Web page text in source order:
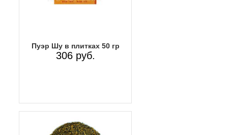
Пуэр Шу в плитках 50 гр
306 руб.